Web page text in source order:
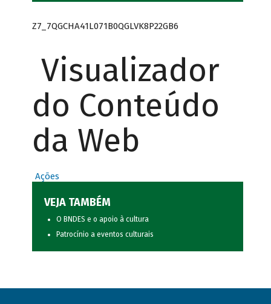
Z7_7QGCHA41L071B0QGLVK8P22GB6
Visualizador
do Conteúdo
da Web
Ações
VEJA TAMBÉM
O BNDES e o apoio à cultura
Patrocínio a eventos culturais